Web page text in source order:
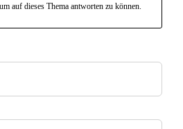
auf dieses Thema antworten zu können.